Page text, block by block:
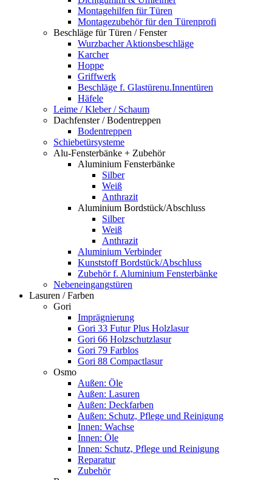
Montagehilfen für Türen
Montagezubehör für den Türenprofi
Beschläge für Türen / Fenster
Wurzbacher Aktionsbeschläge
Karcher
Hoppe
Griffwerk
Beschläge f. Glastürenu.Innentüren
Häfele
Leime / Kleber / Schaum
Dachfenster / Bodentreppen
Bodentreppen
Schiebetürsysteme
Alu-Fensterbänke + Zubehör
Aluminium Fensterbänke
Silber
Weiß
Anthrazit
Aluminium Bordstück/Abschluss
Silber
Weiß
Anthrazit
Aluminium Verbinder
Kunststoff Bordstück/Abschluss
Zubehör f. Aluminium Fensterbänke
Nebeneingangstüren
Lasuren / Farben
Gori
Imprägnierung
Gori 33 Futur Plus Holzlasur
Gori 66 Holzschutzlasur
Gori 79 Farblos
Gori 88 Compactlasur
Osmo
Außen: Öle
Außen: Lasuren
Außen: Deckfarben
Außen: Schutz, Pflege und Reinigung
Innen: Wachse
Innen: Öle
Innen: Schutz, Pflege und Reinigung
Reparatur
Zubehör